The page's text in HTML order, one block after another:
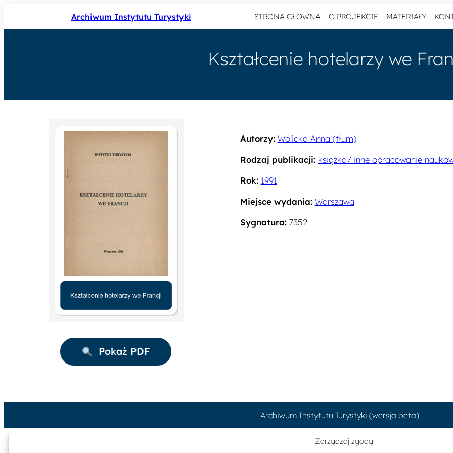
Zarządzaj zgodą
Archiwum Instytutu Turystyki STRONA GŁÓWNA O PROJEKCIE MATERIAŁY
Kształcenie hotelarzy we
Pokaż PDF
Autorzy: Wolicka Anna (tłum)
Rodzaj publikacji: książka/ inne opracowanie
Rok: 1991
Miejsce wydania: Warszawa
Sygnatura:7352
Archiwum Instytutu Turystyki (wersja beta)